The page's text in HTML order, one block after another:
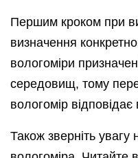
Першим кроком при
визначення
вологоміри
середовищ, тому
вологомір
Також зверніть увагу